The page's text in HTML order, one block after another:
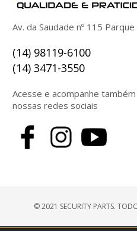
Av. da Saudade nº 115
(14) 98119-6100
(14) 3471-3550
Acesse e acompanhe também
nossas redes sociais
© 2021 SECURITY PARTS.